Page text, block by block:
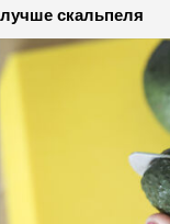
лучше скальпеля